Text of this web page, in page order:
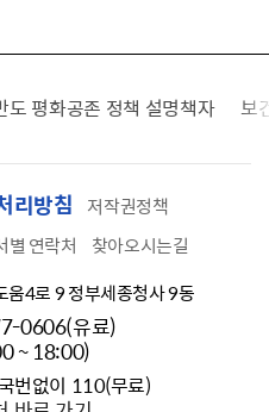
도 평화공존 정책 설명책자 보
리방침
저작권정책
별 연락처
찾아오시는길
4로 9 정부세종청사 9동
0606(유료)
~ 18:00)
번없이 110(무료)